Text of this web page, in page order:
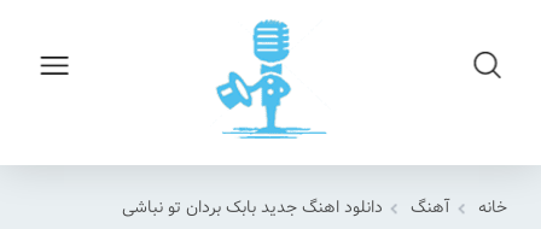
خانه آهنگ دانلود اهنگ جدید بابک بردان تو نباشی